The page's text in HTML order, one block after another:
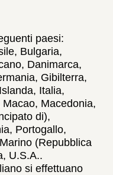
paesi:
Bulgaria,
Danimarca,
Gibilterra,
Italia,
Macedonia,
di),
Portogallo,
(Repubblica
U.S.A..
si effettuano